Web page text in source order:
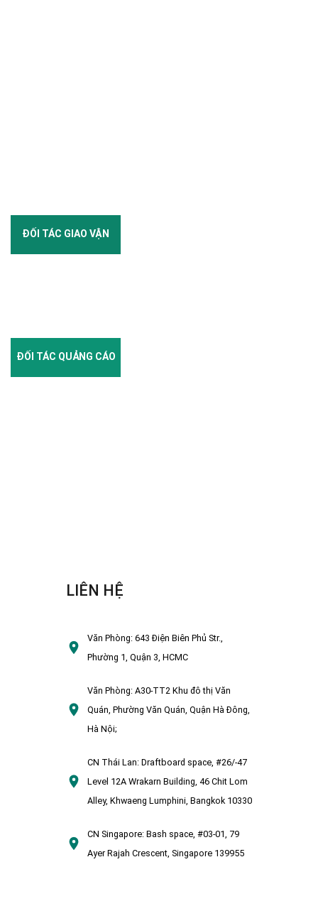
ĐỐI TÁC GIAO VẬN
ĐỐI TÁC QUẢNG CÁO
LIÊN HỆ
Văn Phòng:643 Điện Biên Phủ Str.,
Phường 1, Quận 3, HCMC
Văn Phòng:A30-TT2 Khu đô thị Văn
Quán, Phường Văn Quán, Quận Hà Đông,
Hà Nội;
CN Thái Lan: Draftboard space, #26/-47
Level 12A Wrakarn Building, 46 Chit Lom
Alley, Khwaeng Lumphini, Bangkok 10330
CN Singapore: Bash space, #03-01, 79
Ayer Rajah Crescent, Singapore 139955